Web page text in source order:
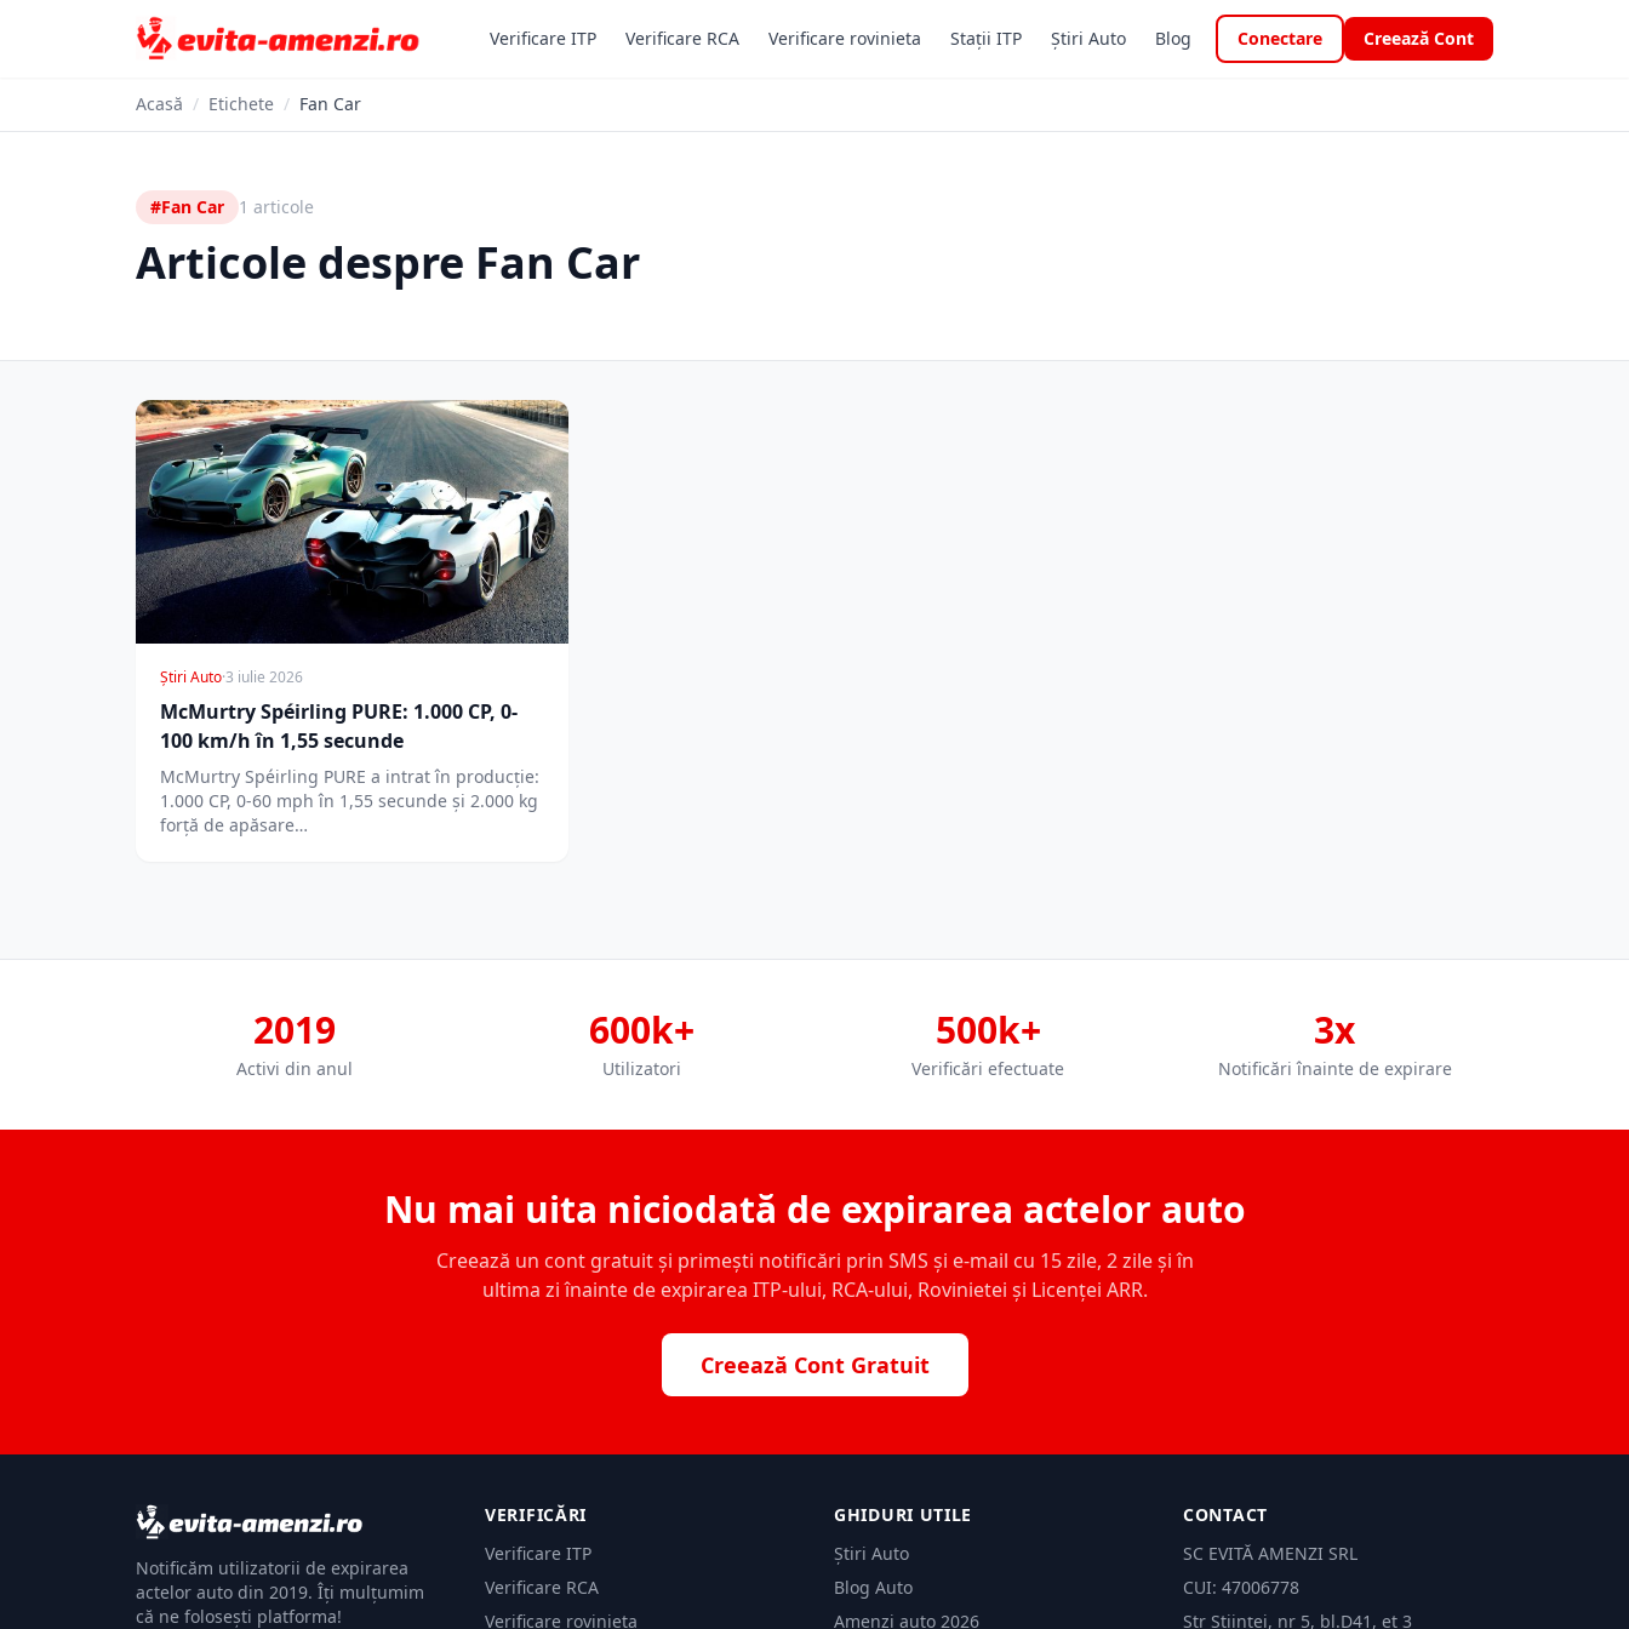
Verificare ITP Verificare RCA Verificare rovinieta Stații ITP Știri Auto Blog Conectare Creează Cont
Acasă / Etichete / Fan Car
#Fan Car 1 articole
Articole despre Fan Car
Știri Auto·3 iulie 2026
McMurtry Spéirling PURE: 1.000 CP, 0-
100 km/h în 1,55 secunde
McMurtry Spéirling PURE a intrat în producție:
1.000 CP, 0-60 mph în 1,55 secunde și 2.000 kg
forță de apăsare…
2019
Activi din anul
600k+
Utilizatori
500k+
Verificări efectuate
3x
Notificări înainte de expirare
Nu mai uita niciodată de expirarea actelor auto
Creează un cont gratuit și primești notificări prin SMS și e-mail cu 15 zile, 2 zile și în
ultima zi înainte de expirarea ITP-ului, RCA-ului, Rovinietei și Licenței ARR.
Creează Cont Gratuit
Notificăm utilizatorii de expirarea
actelor auto din 2019. Îți mulțumim
că ne folosești platforma!
VERIFICĂRI
Verificare ITP
Verificare RCA
Verificare rovinieta
GHIDURI UTILE
Știri Auto
Blog Auto
Amenzi auto 2026
CONTACT
SC EVITĂ AMENZI SRL
CUI: 47006778
Str Științei, nr 5, bl.D41, et 3